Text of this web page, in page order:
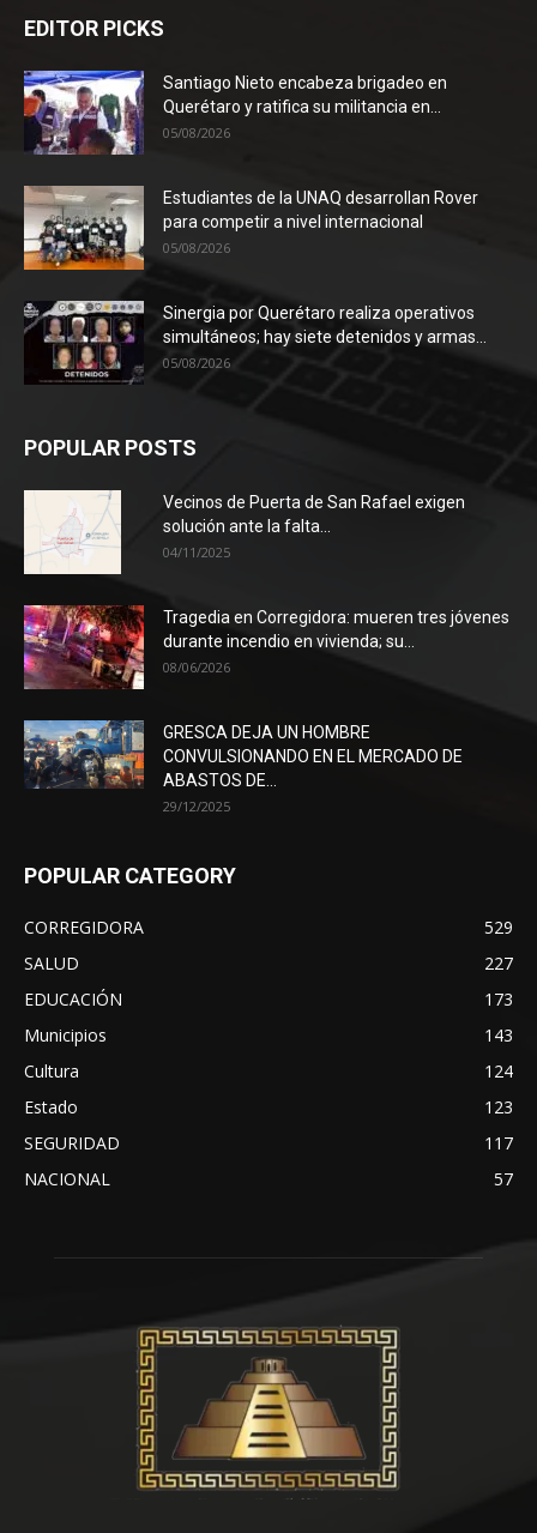
EDITOR PICKS
Santiago Nieto encabeza brigadeo en
Querétaro y ratifica su militancia en...
05/08/2026
Estudiantes de la UNAQ desarrollan Rover
para competir a nivel internacional
05/08/2026
Sinergia por Querétaro realiza operativos
simultáneos; hay siete detenidos y armas...
05/08/2026
POPULAR POSTS
Vecinos de Puerta de San Rafael exigen
solución ante la falta...
04/11/2025
Tragedia en Corregidora: mueren tres jóvenes
durante incendio en vivienda; su...
08/06/2026
GRESCA DEJA UN HOMBRE
CONVULSIONANDO EN EL MERCADO DE
ABASTOS DE...
29/12/2025
POPULAR CATEGORY
CORREGIDORA
529
SALUD
227
EDUCACIÓN
173
Municipios
143
Cultura
124
Estado
123
SEGURIDAD
117
NACIONAL
57